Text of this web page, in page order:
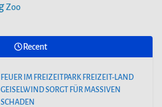
Zoo
Recent
FEUER IM FREIZEITPARK FREIZEIT-LAND
GEISELWIND SORGT FÜR MASSIVEN
SCHADEN